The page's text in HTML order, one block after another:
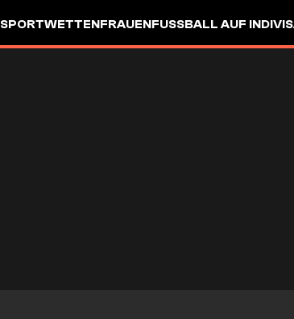
SPORTWETTENFRAUENFUSSBALL AUF INDIVISA